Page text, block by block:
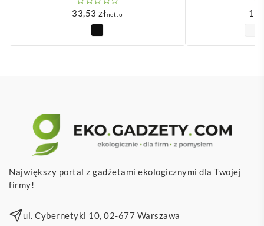
33,53 złnetto
Największy portal z gadżetami ekologicznymi dla Twojej
firmy!
ul. Cybernetyki 10, 02-677 Warszawa